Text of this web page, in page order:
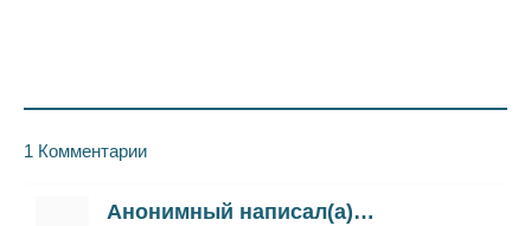
1 Комментарии
Анонимный написал(а)…